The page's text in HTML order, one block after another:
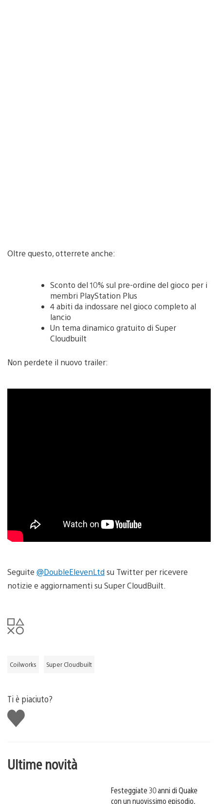
Oltre questo, otterrete anche:
Sconto del 10% sul pre-ordine del gioco per i
membri PlayStation Plus
4 abiti da indossare nel gioco completo al
lancio
Un tema dinamico gratuito di Super
Cloudbuilt
Non perdete il nuovo trailer:
Seguite @DoubleElevenLtd su Twitter per ricevere
notizie e aggiornamenti su Super CloudBuilt.
Coilworks Super Cloudbuilt
Ti è piaciuto?
Mi
piace
Ultime novità
Festeggiate 30 anni di Quake
con un nuovissimo episodio,